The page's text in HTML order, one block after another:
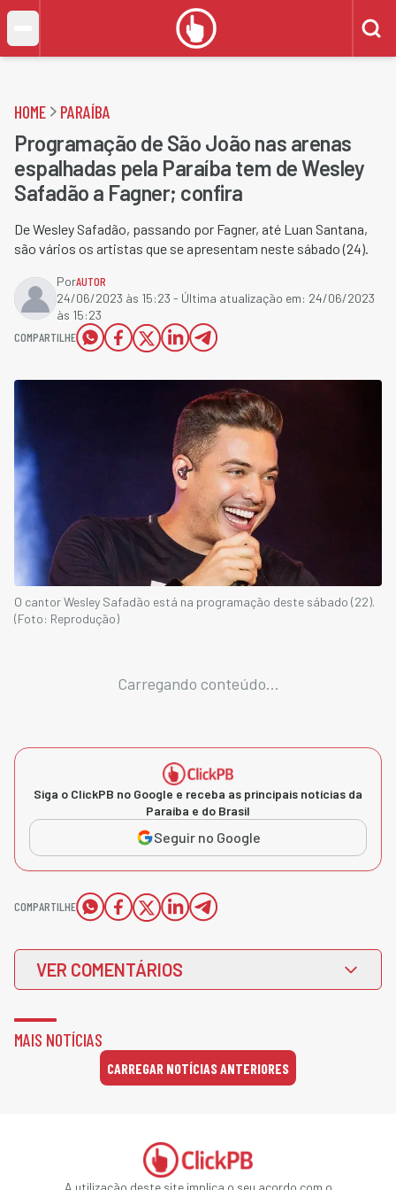
HOME PARAÍBA
Programação de São João nas arenas
espalhadas pela Paraíba tem de Wesley
Safadão a Fagner; confira
De Wesley Safadão, passando por Fagner, até Luan Santana,
são vários os artistas que se apresentam neste sábado (24).
PorAUTOR
24/06/2023 às 15:23 - Última atualização em: 24/06/2023
às 15:23
COMPARTILHE
O cantor Wesley Safadão está na programação deste sábado (22).
(Foto: Reprodução)
Carregando conteúdo...
Siga o ClickPB no Google e receba as principais notícias da
Paraíba e do Brasil
Seguir no Google
COMPARTILHE
VER COMENTÁRIOS
MAIS NOTÍCIAS
CARREGAR NOTÍCIAS ANTERIORES